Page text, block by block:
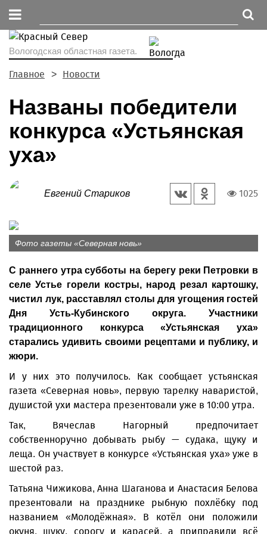
Вологодская областная газета.
Главное Новости
Названы победители
конкурса «Устьянская
уха»
Евгений Стариков 1025
Фото газеты «Северная новь»
С раннего утра субботы на берегу реки Петровки в
селе Устье горели костры, народ резал картошку,
чистил лук, расставлял столы для угощения гостей
Дня Усть-Кубинского округа. Участники
традиционного конкурса «Устьянская уха»
старались удивить своими рецептами и публику, и
жюри.
И у них это получилось. Как сообщает устьянская
газета «Северная новь», первую тарелку наваристой,
душистой ухи мастера презентовали уже в 10:00 утра.
Так, Вячеслав Нагорный предпочитает
собственноручно добывать рыбу — судака, щуку и
леща. Он участвует в конкурсе «Устьянская уха» уже в
шестой раз.
Татьяна Чижикова, Анна Шаганова и Анастасия Белова
презентовали на празднике рыбную похлёбку под
названием «Молодёжная». В котёл они положили
окуня, щуку, сорогу и карасей, а приправили всё